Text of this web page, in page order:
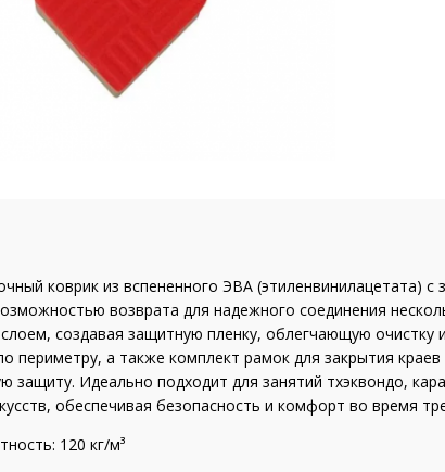
коврик из вспененного ЭВА (этиленвинилацетата) с
возврата для надежного соединения
создавая защитную пленку, облегчающую очистку
периметру, а также комплект рамок для закрытия
защиту. Идеально подходит для занятий тхэквондо,
обеспечивая безопасность и комфорт во время
120 кг/м³